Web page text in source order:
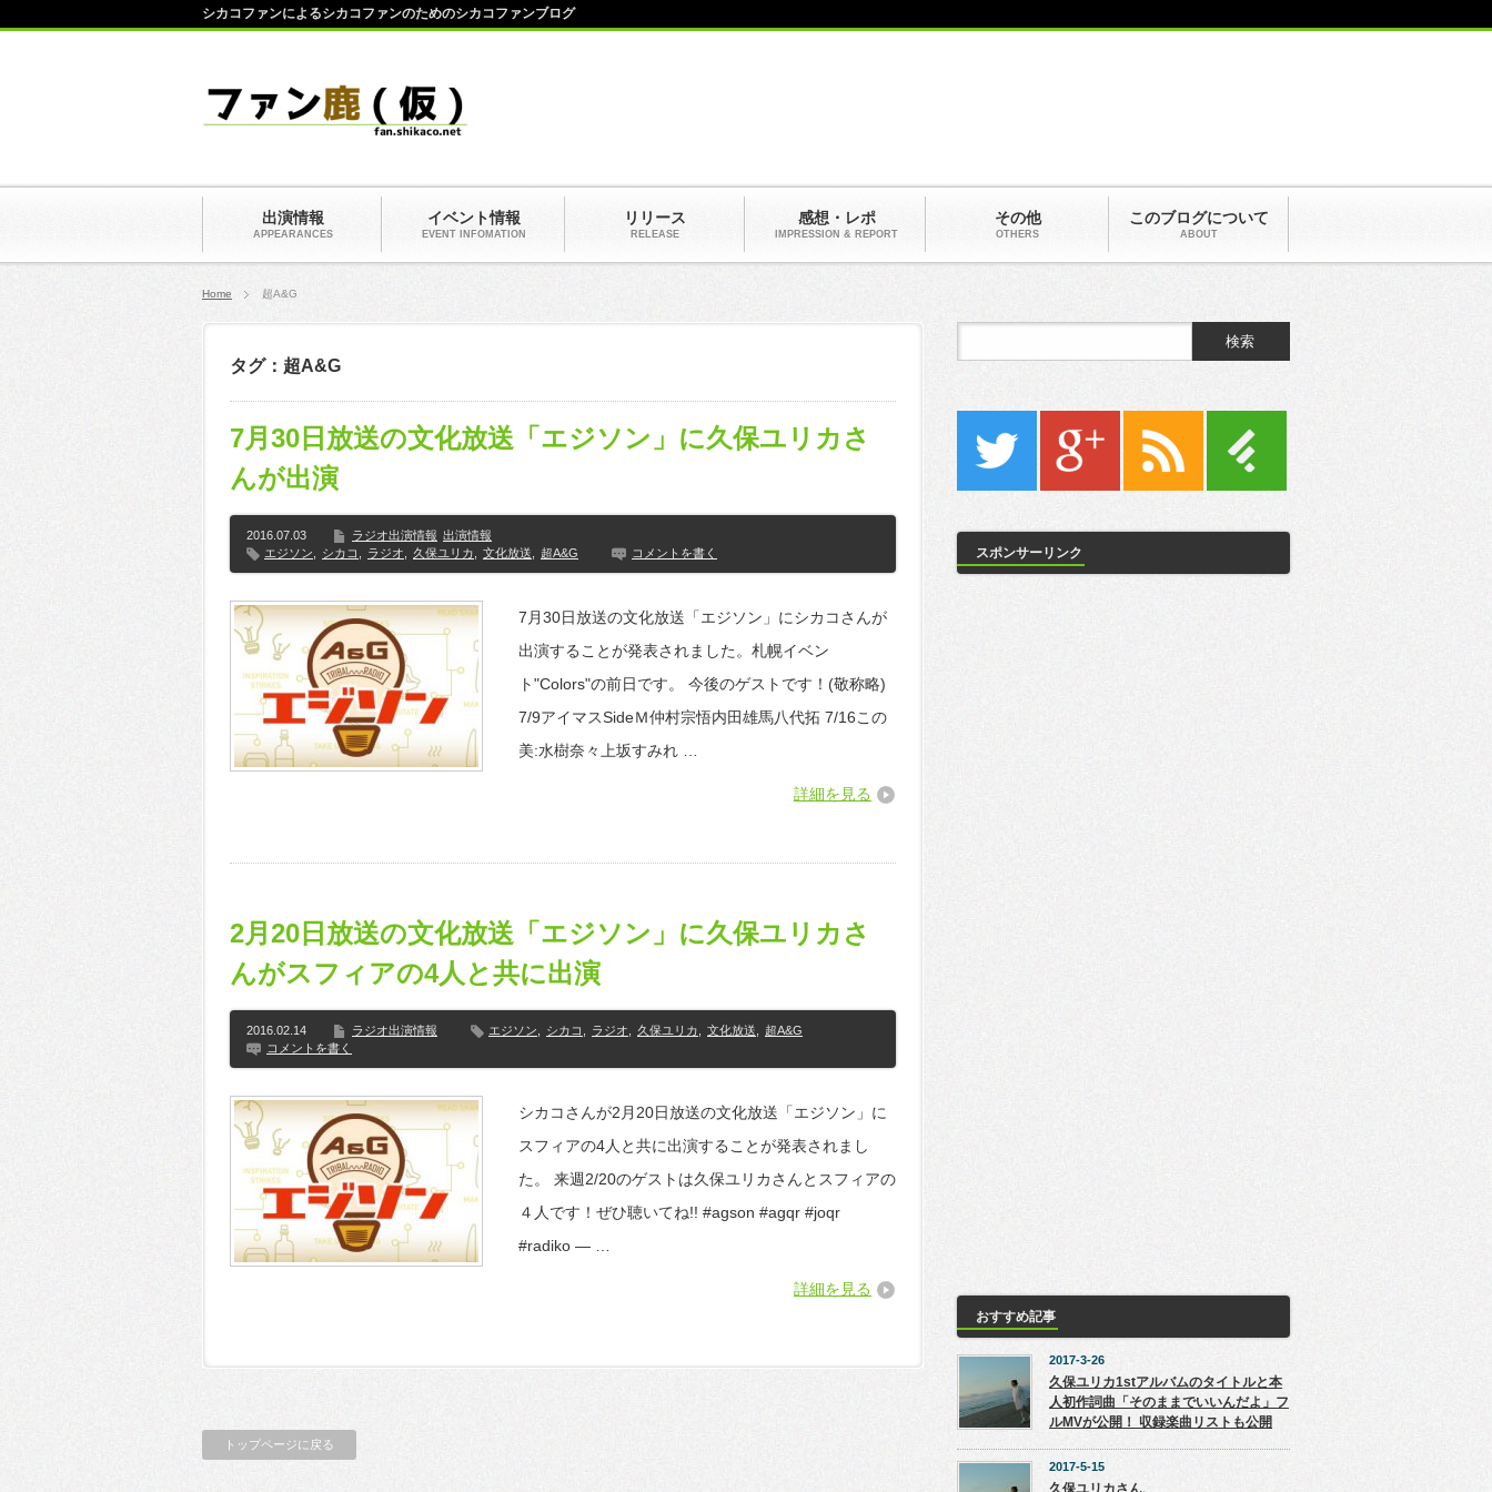
出演情報
APPEARANCES
イベント情報
EVENT INFOMATION
リリース
RELEASE
感想・レポ
IMPRESSION & REPORT
その他
OTHERS
このブログについて
ABOUT
シカコファンによるシカコファンのためのシカコファンブログ
Home 超A&G
タグ：超A&G
7月30日放送の文化放送「エジソン」に久保ユリカさ
んが出演
2016.07.03 ラジオ出演情報 出演情報
エジソン
シカコ ラジオ 久保ユリカ 文化放送 超A&G コメントを書く
7月30日放送の文化放送「エジソン」にシカコさんが
出演することが発表されました。札幌イベン
ト"Colors"の前日です。 今後のゲストです！(敬称略)
7/9アイマスSideＭ仲村宗悟内田雄馬八代拓 7/16この
美:水樹奈々上坂すみれ …
詳細を見る
2月20日放送の文化放送「エジソン」に久保ユリカさ
んがスフィアの4人と共に出演
2016.02.14 ラジオ出演情報 エジソン シカコ ラジオ 久保ユリカ 文化放送
超A&G
コメントを書く
シカコさんが2月20日放送の文化放送「エジソン」に
スフィアの4人と共に出演することが発表されまし
た。 来週2/20のゲストは久保ユリカさんとスフィアの
４人です！ぜひ聴いてね!! #agson #agqr #joqr
#radiko — …
詳細を見る
トップページに戻る
スポンサーリンク
おすすめ記事
2017-3-26
久保ユリカ1stアルバムのタイトルと本
人初作詞曲「そのままでいいんだよ」フ
ルMVが公開！ 収録楽曲リストも公開
2017-5-15
久保ユリカさん、